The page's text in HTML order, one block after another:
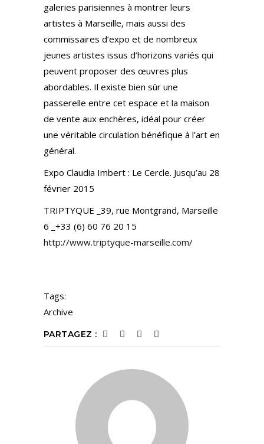
galeries parisiennes à montrer leurs
artistes à Marseille, mais aussi des
commissaires d’expo et de nombreux
jeunes artistes issus d’horizons variés qui
peuvent proposer des œuvres plus
abordables. Il existe bien sûr une
passerelle entre cet espace et la maison
de vente aux enchères, idéal pour créer
une véritable circulation bénéfique à l’art en
général.
Expo Claudia Imbert : Le Cercle. Jusqu’au 28
février 2015
TRIPTYQUE _39, rue Montgrand, Marseille
6 _+33 (6) 60 76 20 15
http://www.triptyque-marseille.com/
Tags:
Archive
PARTAGEZ :